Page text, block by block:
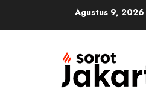
Agustus 9, 2026